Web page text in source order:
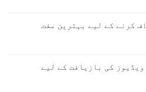
کرنے کے لیے بہترین مفت
کی بازیافت کے لیے